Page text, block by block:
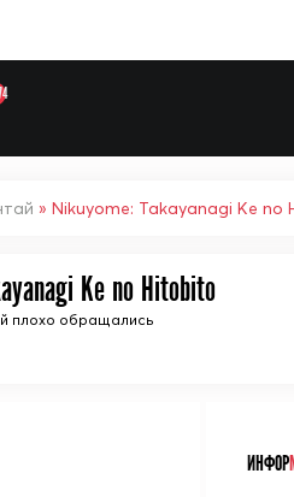
» Nikuyome: Takayanagi Ke no
Ke no Hitobito
плохо обращались
ИНФОР